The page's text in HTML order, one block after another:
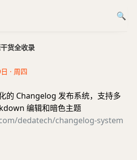
货全收录
· 周四
的 Changelog 发布系统，支持多
编辑和暗色主题
dedatech/changelog-system